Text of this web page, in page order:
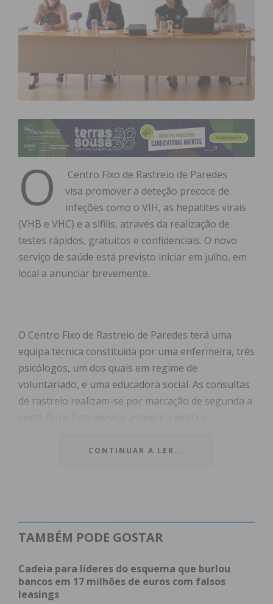
O
Centro Fixo de Rastreio de Paredes
visa promover a deteção precoce de
infeções como o VIH, as hepatites virais
(VHB e VHC) e a sífilis, através da realização de
testes rápidos, gratuitos e confidenciais. O novo
serviço de saúde está previsto iniciar em julho, em
local a anunciar brevemente.
O Centro Fixo de Rastreio de Paredes terá uma
equipa técnica constituída por uma enfermeira, três
psicólogos, um dos quais em regime de
voluntariado, e uma educadora social. As consultas
de rastreio realizam-se por marcação de segunda a
Nacional de Saúde, contribuindo para o diagnóstico
do Núcleo Local de Inserção – NLI que contou com
Municipal, Francisco Leal, e Inês Peixoto,
enfermeira da organização Médicos do Mundo – é
o resultado da parceria entre a Câmara Municipal
CONTINUAR A LER...
TAMBÉM PODE GOSTAR
Cadeia para líderes do esquema que burlou
bancos em 17 milhões de euros com falsos
leasings